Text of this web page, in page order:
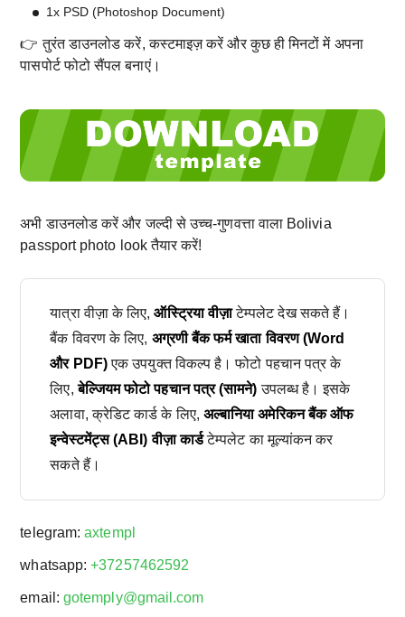
1x PSD (Photoshop Document)
👉 तुरंत डाउनलोड करें, कस्टमाइज़ करें और कुछ ही मिनटों में अपना
पासपोर्ट फोटो सैंपल बनाएं।
अभी डाउनलोड करें और जल्दी से उच्च-गुणवत्ता वाला Bolivia
passport photo look तैयार करें!
यात्रा वीज़ा के लिए,ऑस्ट्रिया वीज़ाटेम्पलेट देख सकते हैं।
बैंक विवरण के लिए, अग्रणी बैंक फर्म खाता विवरण (Word
और PDF)एक उपयुक्त विकल्प है। फोटो पहचान पत्र के
लिए,बेल्जियम फोटो पहचान पत्र (सामने) उपलब्ध है। इसके
अलावा, क्रेडिट कार्ड के लिए, अल्बानिया अमेरिकन बैंक ऑफ
इन्वेस्टमेंट्स (ABI) वीज़ा कार्डटेम्पलेट का मूल्यांकन कर
सकते हैं।
telegram:axtempl
whatsapp:+37257462592
email: gotemply@gmail.com